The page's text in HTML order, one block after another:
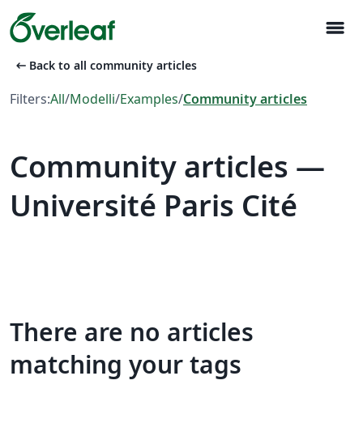
menu
arrow_left_alt Back to all community articles
Filters:All/Modelli/Examples/Community articles
Community articles —
Université Paris Cité
There are no articles
matching your tags